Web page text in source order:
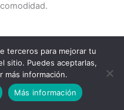
por escrito. El plazo
usados.
Esto optimiza tiempos.
terceros para mejorar tu
sitio. Puedes aceptarlas,
más información.
Más información
electricista